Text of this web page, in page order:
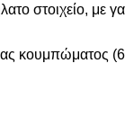
στοιχείο, με
κουμπώματος